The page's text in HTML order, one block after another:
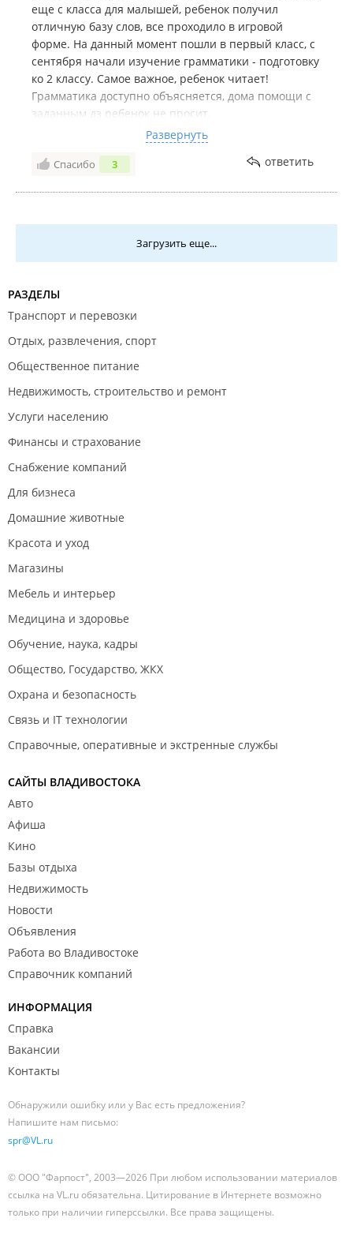
еще с класса для малышей, ребенок получил
отличную базу слов, все проходило в игровой
форме. На данный момент пошли в первый класс, с
сентября начали изучение грамматики - подготовку
ко 2 классу. Самое важное, ребенок читает!
Грамматика доступно объясняется, дома помощи с
заданным дз ребенок не просит.
Цена приемлемая, перерасчет по болезни делают,
молодые грамотные преподаватели. Нас все
устраивает!
Развернуть
Спасибо 3 ответить
Загрузить еще...
РАЗДЕЛЫ
Транспорт и перевозки
Отдых, развлечения, спорт
Общественное питание
Недвижимость, строительство и ремонт
Услуги населению
Финансы и страхование
Снабжение компаний
Для бизнеса
Домашние животные
Красота и уход
Магазины
Мебель и интерьер
Медицина и здоровье
Обучение, наука, кадры
Общество, Государство, ЖКХ
Охрана и безопасность
Связь и IT технологии
Справочные, оперативные и экстренные службы
САЙТЫ ВЛАДИВОСТОКА
Авто
Афиша
Кино
Базы отдыха
Недвижимость
Новости
Объявления
Работа во Владивостоке
Справочник компаний
ИНФОРМАЦИЯ
Справка
Вакансии
Контакты
Обнаружили ошибку или у Вас есть предложения?
Напишите нам письмо:
spr@VL.ru
© ООО "Фарпост", 2003—2026 При любом использовании материалов
ссылка на VL.ru обязательна. Цитирование в Интернете возможно
только при наличии гиперссылки. Все права защищены.